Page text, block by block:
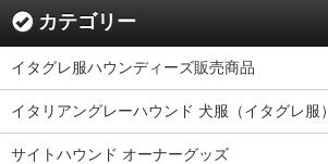
カテゴリー
イタグレ服ハウンディーズ販売商品
イタリアングレーハウンド 犬服（イタグレ服）
サイトハウンド オーナーグッズ